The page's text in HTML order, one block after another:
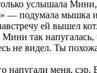
услышала Мини,
— подумала мышка
ей вышел
так
не видел. Ты
меня,